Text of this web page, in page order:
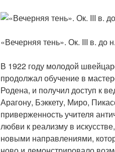
«Вечерняя тень». Ок. III в. до
В 1922 году молодой
продолжал обучение в
Родена, и получил доступ к
Арагону, Бэккету, Миро,
приверженность учителя
любви к реализму в
новыми направлениями,